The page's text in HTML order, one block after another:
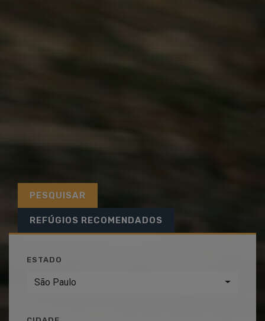
PESQUISAR
REFÚGIOS RECOMENDADOS
ESTADO
São Paulo